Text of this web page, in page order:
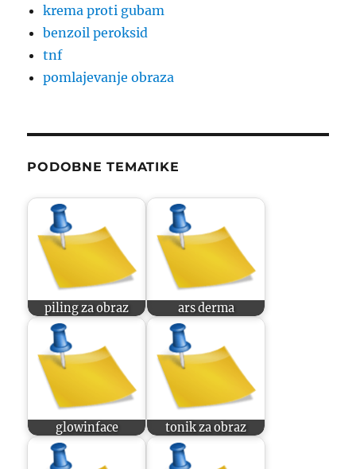
krema proti gubam
benzoil peroksid
tnf
pomlajevanje obraza
PODOBNE TEMATIKE
piling za obraz ars derma
glowinface tonik za obraz